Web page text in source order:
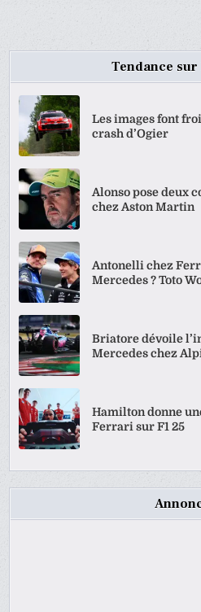
Tendance sur
Les images font
crash d’Ogier
Alonso pose deux
chez Aston Martin
Antonelli chez
Mercedes ? Toto
Briatore dévoile
Mercedes chez
Hamilton donne
Ferrari sur F1 25